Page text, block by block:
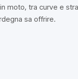
moto, tra curve e
sa offrire.